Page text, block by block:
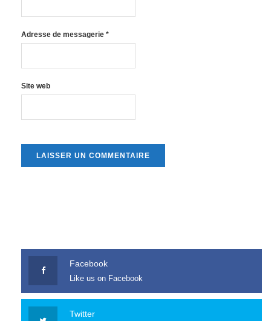
Adresse de messagerie *
Site web
Facebook
Like us on Facebook
Twitter